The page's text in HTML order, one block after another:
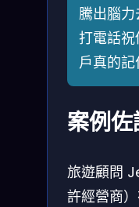
騰出腦
打電話
戶真的記
案例佐
旅遊顧問
許經營商